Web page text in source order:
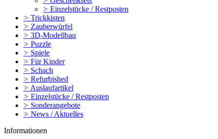
> Einzelstücke / Restposten
> Trickkisten
> Zauberwürfel
> 3D-Modellbau
> Puzzle
> Spiele
> Für Kinder
> Schach
> Refurbished
> Auslaufartikel
> Einzelstücke / Restposten
> Sonderangebote
> News / Aktuelles
Informationen